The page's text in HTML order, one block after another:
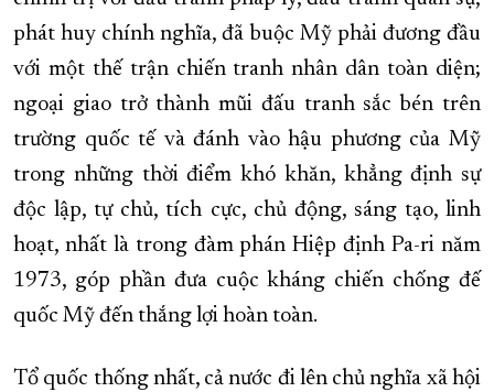
phát huy chính nghĩa, đã buộc Mỹ phải đương đầu
với một thế trận chiến tranh nhân dân toàn diện;
ngoại giao trở thành mũi đấu tranh sắc bén trên
trường quốc tế và đánh vào hậu phương của Mỹ
trong những thời điểm khó khăn, khẳng định sự
độc lập, tự chủ, tích cực, chủ động, sáng tạo, linh
hoạt, nhất là trong đàm phán Hiệp định Pa-ri năm
1973, góp phần đưa cuộc kháng chiến chống đế
quốc Mỹ đến thắng lợi hoàn toàn.
Tổ quốc thống nhất, cả nước đi lên chủ nghĩa xã hội